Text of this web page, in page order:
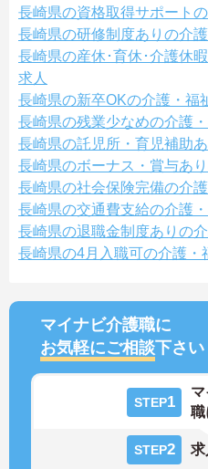
長崎県の資格取得サポート
長崎県の研修制度ありの介
長崎県の産休･育休･介護休
求人
長崎県の新卒OKの介護・福
長崎県の残業少なめの介護
長崎県の託児所・育児補助
長崎県のボーナス・賞与あ
長崎県の社会保険完備の介
長崎県の交通費支給の介護
長崎県の退職金制度ありの
長崎県の4月入職可の介護・
マイナビ介護職に
お気軽にご相談下さい
STEP1
職
STEP2 求